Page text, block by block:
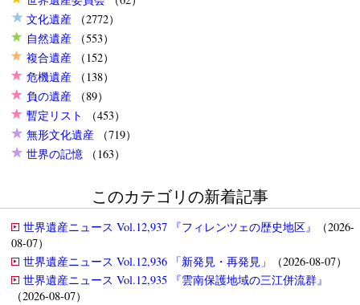
文化遺産（2772）
自然遺産（553）
複合遺産（152）
危機遺産（138）
負の遺産（89）
暫定リスト
（453）
無形文化遺産（719）
世界の記憶（163）
このカテゴリの新着記事
世界遺産ニュース Vol.12,937 『フィレンツェの歴史地区』
（2026-
08-07）
世界遺産ニュース Vol.12,936 「新発見・再発見」
（2026-08-07）
世界遺産ニュース Vol.12,935 『雲南保護地域の三江併流群』
（2026-08-07）